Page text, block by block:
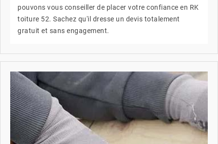
pouvons vous conseiller de placer votre confiance en RK
toiture 52. Sachez qu'il dresse un devis totalement
gratuit et sans engagement.